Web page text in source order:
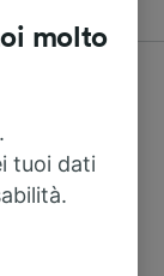
da Canada
giusto.
avviare
e i costi del
puoi
molto
tuoi dati